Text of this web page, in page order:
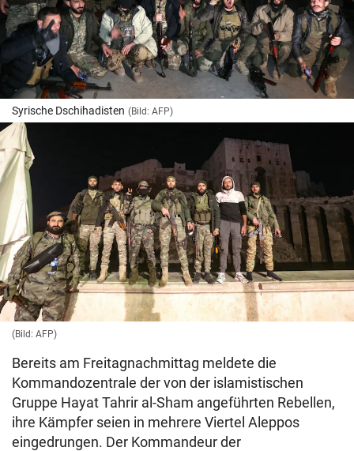
Syrische Dschihadisten (Bild: AFP)
(Bild: AFP)
Bereits am Freitagnachmittag meldete die
Kommandozentrale der von der islamistischen
Gruppe Hayat Tahrir al-Sham angeführten Rebellen,
ihre Kämpfer seien in mehrere Viertel Aleppos
eingedrungen. Der Kommandeur der